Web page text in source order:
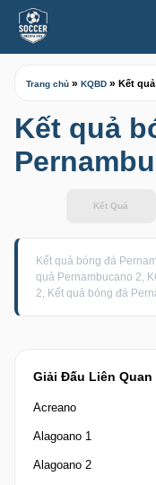
Giải Đấu Liên Quan
Acreano
Alagoano 1
Alagoano 2
Trang chủ » KQBD » Kết
Kết quả
Kết Quả
Kết quả bóng đá
quả Pernambucano 2,
2, Kết quả bóng đá